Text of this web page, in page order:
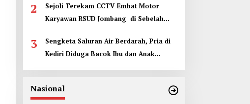
2
Sejoli Terekam CCTV Embat Motor
Karyawan RSUD Jombang di Sebelah
3
Sengketa Saluran Air Berdarah, Pria di
Kediri Diduga Bacok Ibu dan Anak
Nasional